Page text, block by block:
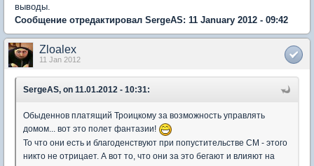
выводы.
Сообщение отредактировал SergeAS: 11 January 2012 - 09:42
Zloalex
11 Jan 2012
SergeAS, on 11.01.2012 - 10:31:
Обыденнов платящий Троицкому за возможность управлять
домом... вот это полет фантазии!
То что они есть и благоденствуют при попустительстве СМ - этого
никто не отрицает. А вот то, что они за это бегают и влияют на